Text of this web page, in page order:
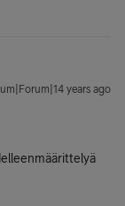
years ago